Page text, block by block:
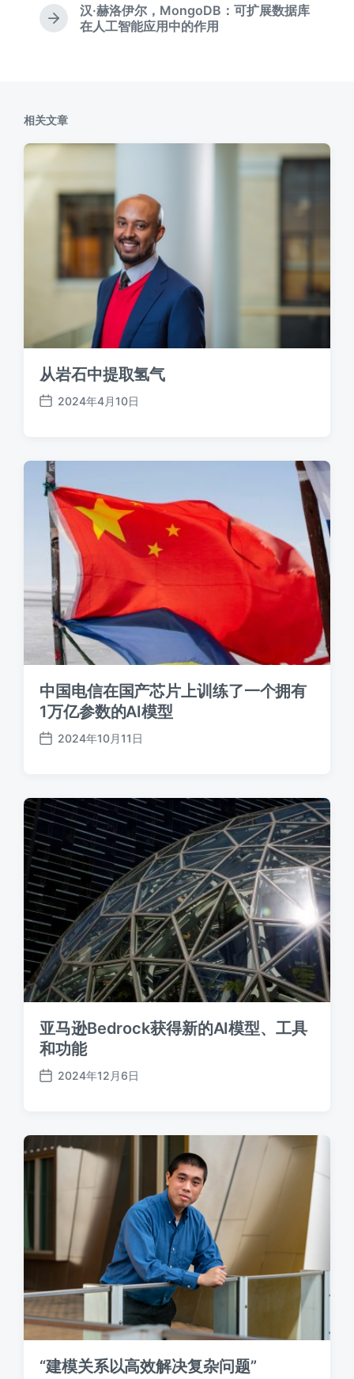
文
章
下
汉·赫洛伊尔，MongoDB：可扩展数据库
在人工智能应用中的作用
相关文章
从岩石中提取氢气
发
期
2024年4月10日
中国电信在国产芯片上训练了一个拥有
1万亿参数的AI模型
发
期
2024年10月11日
亚马逊Bedrock获得新的AI模型、工具
和功能
发
期
2024年12月6日
“建模关系以高效解决复杂问题”